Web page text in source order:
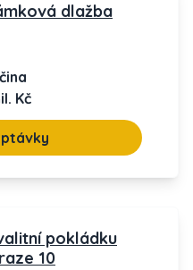
dlažba
Kč
pokládku
10